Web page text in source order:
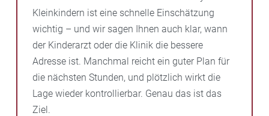
Kleinkindern ist eine schnelle Einschätzung
wichtig – und wir sagen Ihnen auch klar, wann
der Kinderarzt oder die Klinik die bessere
Adresse ist. Manchmal reicht ein guter Plan für
die nächsten Stunden, und plötzlich wirkt die
Lage wieder kontrollierbar. Genau das ist das
Ziel.